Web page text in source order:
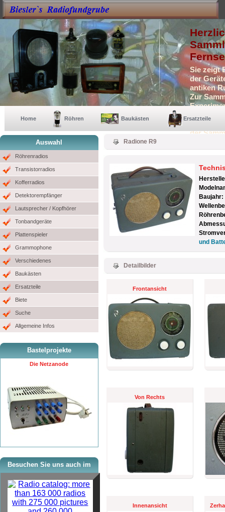
Sie zeigt
der
antiken
Zur
der
Home Röhren Baukästen Ersatzteile
Auswahl
Röhrenradios
Transistorradios
Kofferradios
Detektorempfänger
Lautsprecher / Kopfhörer
Tonbandgeräte
Plattenspieler
Grammophone
Verschiedenes
Baukästen
Ersatzteile
Biete
Suche
Allgemeine Infos
Bastelprojekte
Die Netzanode
Besuchen Sie uns auch im
Radione R9
Baujahr:
und
Detailbilder
Frontansicht
Von Rechts
Innenansicht